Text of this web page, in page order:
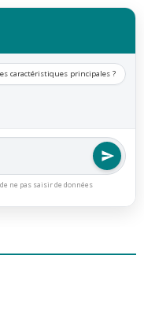
caractéristiques principales ?
ne pas saisir de données